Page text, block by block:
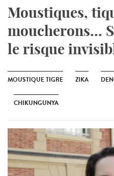
Moustiques,
moucherons...
le risque
MOUSTIQUE TIGRE ZIKA
CHIKUNGUNYA